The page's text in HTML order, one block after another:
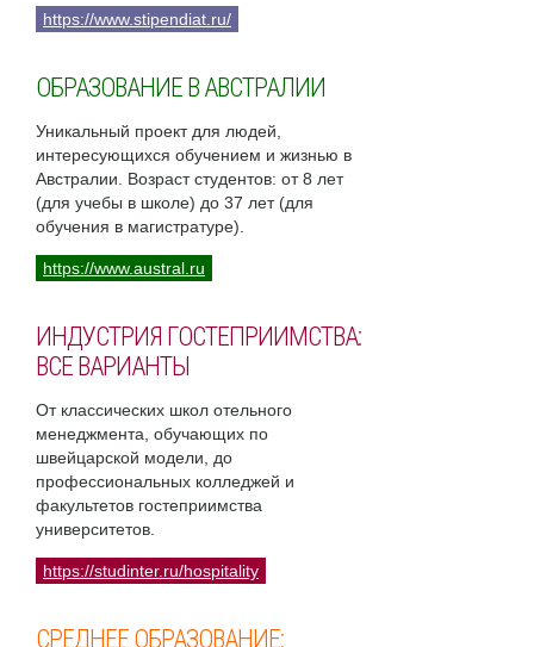
https://www.stipendiat.ru/
ОБРАЗОВАНИЕ В АВСТРАЛИИ
Уникальный проект для людей,
интересующихся обучением и жизнью в
Австралии. Возраст студентов: от 8 лет
(для учебы в школе) до 37 лет (для
обучения в магистратуре).
https://www.austral.ru
ИНДУСТРИЯ ГОСТЕПРИИМСТВА:
ВСЕ ВАРИАНТЫ
От классических школ отельного
менеджмента, обучающих по
швейцарской модели, до
профессиональных колледжей и
факультетов гостеприимства
университетов.
https://studinter.ru/hospitality
СРЕДНЕЕ ОБРАЗОВАНИЕ: